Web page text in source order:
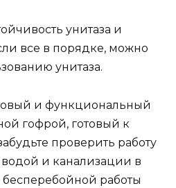
унитаза и
все в порядке, можно
унитаза.
и функциональный
гофрой, готовый к
проверить работу
и канализации в
работы